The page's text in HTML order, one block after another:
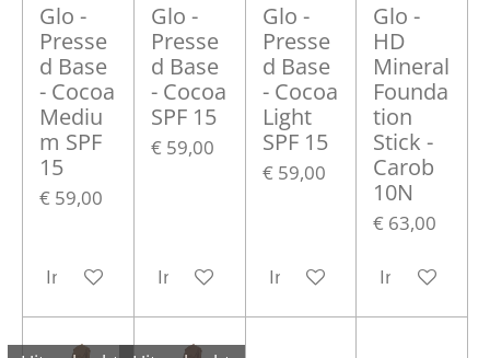
Glo -
Presse
d Base
- Cocoa
Mediu
m SPF
15
€ 59,00
In winkelwagen
Glo -
Presse
d Base
- Cocoa
SPF 15
€ 59,00
In winkelwagen
Glo -
Presse
d Base
- Cocoa
Light
SPF 15
€ 59,00
In winkelwagen
Glo -
HD
Mineral
Founda
tion
Stick -
Carob
10N
€ 63,00
In